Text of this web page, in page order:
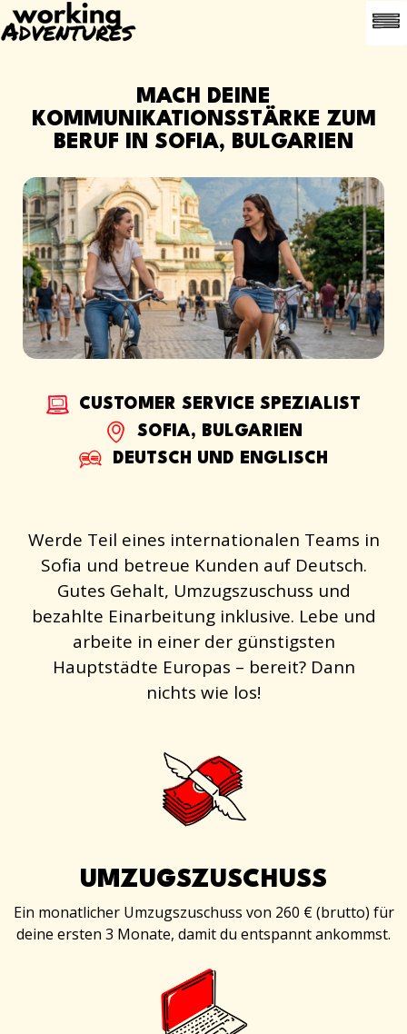
MACH DEINE
KOMMUNIKATIONSSTÄRKE ZUM
BERUF IN SOFIA, BULGARIEN
CUSTOMER SERVICE SPEZIALIST
SOFIA, BULGARIEN
DEUTSCH UND ENGLISCH
Werde Teil eines internationalen Teams in
Sofia und betreue Kunden auf Deutsch.
Gutes Gehalt, Umzugszuschuss und
bezahlte Einarbeitung inklusive. Lebe und
arbeite in einer der günstigsten
Hauptstädte Europas – bereit? Dann
nichts wie los!
UMZUGSZUSCHUSS
Ein monatlicher Umzugszuschuss von 260 € (brutto) für
deine ersten 3 Monate, damit du entspannt ankommst.